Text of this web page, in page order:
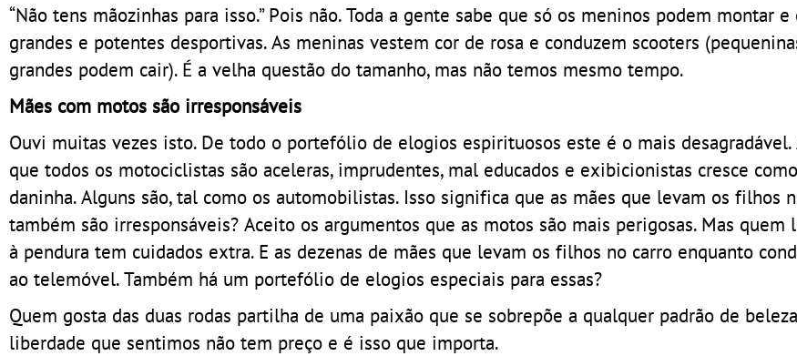
“Não tens mãozinhas para isso.” Pois não. Toda a gente sabe que só os meninos podem montar
grandes e potentes desportivas. As meninas vestem cor de rosa e conduzem scooters
grandes podem cair). É a velha questão do tamanho, mas não temos mesmo tempo.
Mães com motos são irresponsáveis
Ouvi muitas vezes isto. De todo o portefólio de elogios espirituosos este é o mais desagradável.
que todos os motociclistas são aceleras, imprudentes, mal educados e exibicionistas cresce
daninha. Alguns são, tal como os automobilistas. Isso significa que as mães que levam os filhos
também são irresponsáveis? Aceito os argumentos que as motos são mais perigosas. Mas quem
à pendura tem cuidados extra. E as dezenas de mães que levam os filhos no carro enquanto
ao telemóvel. Também há um portefólio de elogios especiais para essas?
Quem gosta das duas rodas partilha de uma paixão que se sobrepõe a qualquer padrão de
liberdade que sentimos não tem preço e é isso que importa.